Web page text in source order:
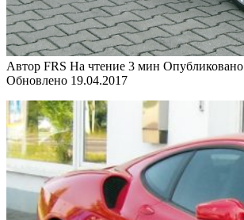
Автор FRS На чтение 3 мин Опубликовано
Обновлено 19.04.2017